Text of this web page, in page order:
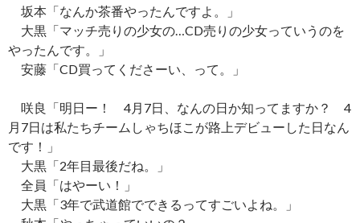
坂本「なんか茶番やったんですよ。」
大黒「マッチ売りの少女の…CD売りの少女っていうのを
やったんです。」
安藤「CD買ってくださーい、って。」
咲良「明日ー！ 4月7日、なんの日か知ってますか？ 4
月7日は私たちチームしゃちほこが路上デビューした日なん
です！」
大黒「2年目最後だね。」
全員「はやーい！」
大黒「3年で武道館でできるってすごいよね。」